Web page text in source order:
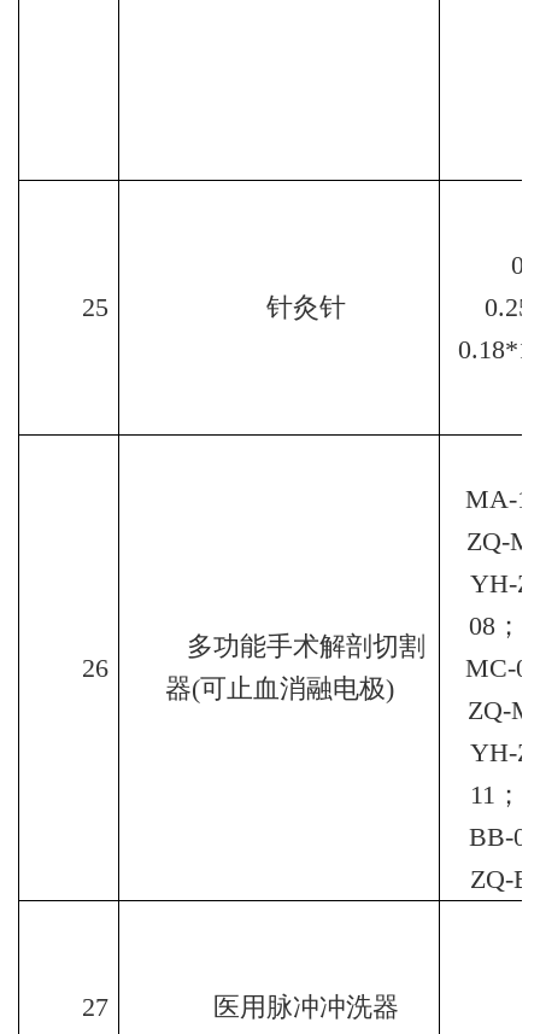
25 针灸针
26
多功能手术解剖切割
器(可止血消融电极)
MA-
ZQ-
YH-
08 ；
MC-
ZQ-
YH-
11 ；
BB-01
ZQ-
27 医用脉冲冲洗器